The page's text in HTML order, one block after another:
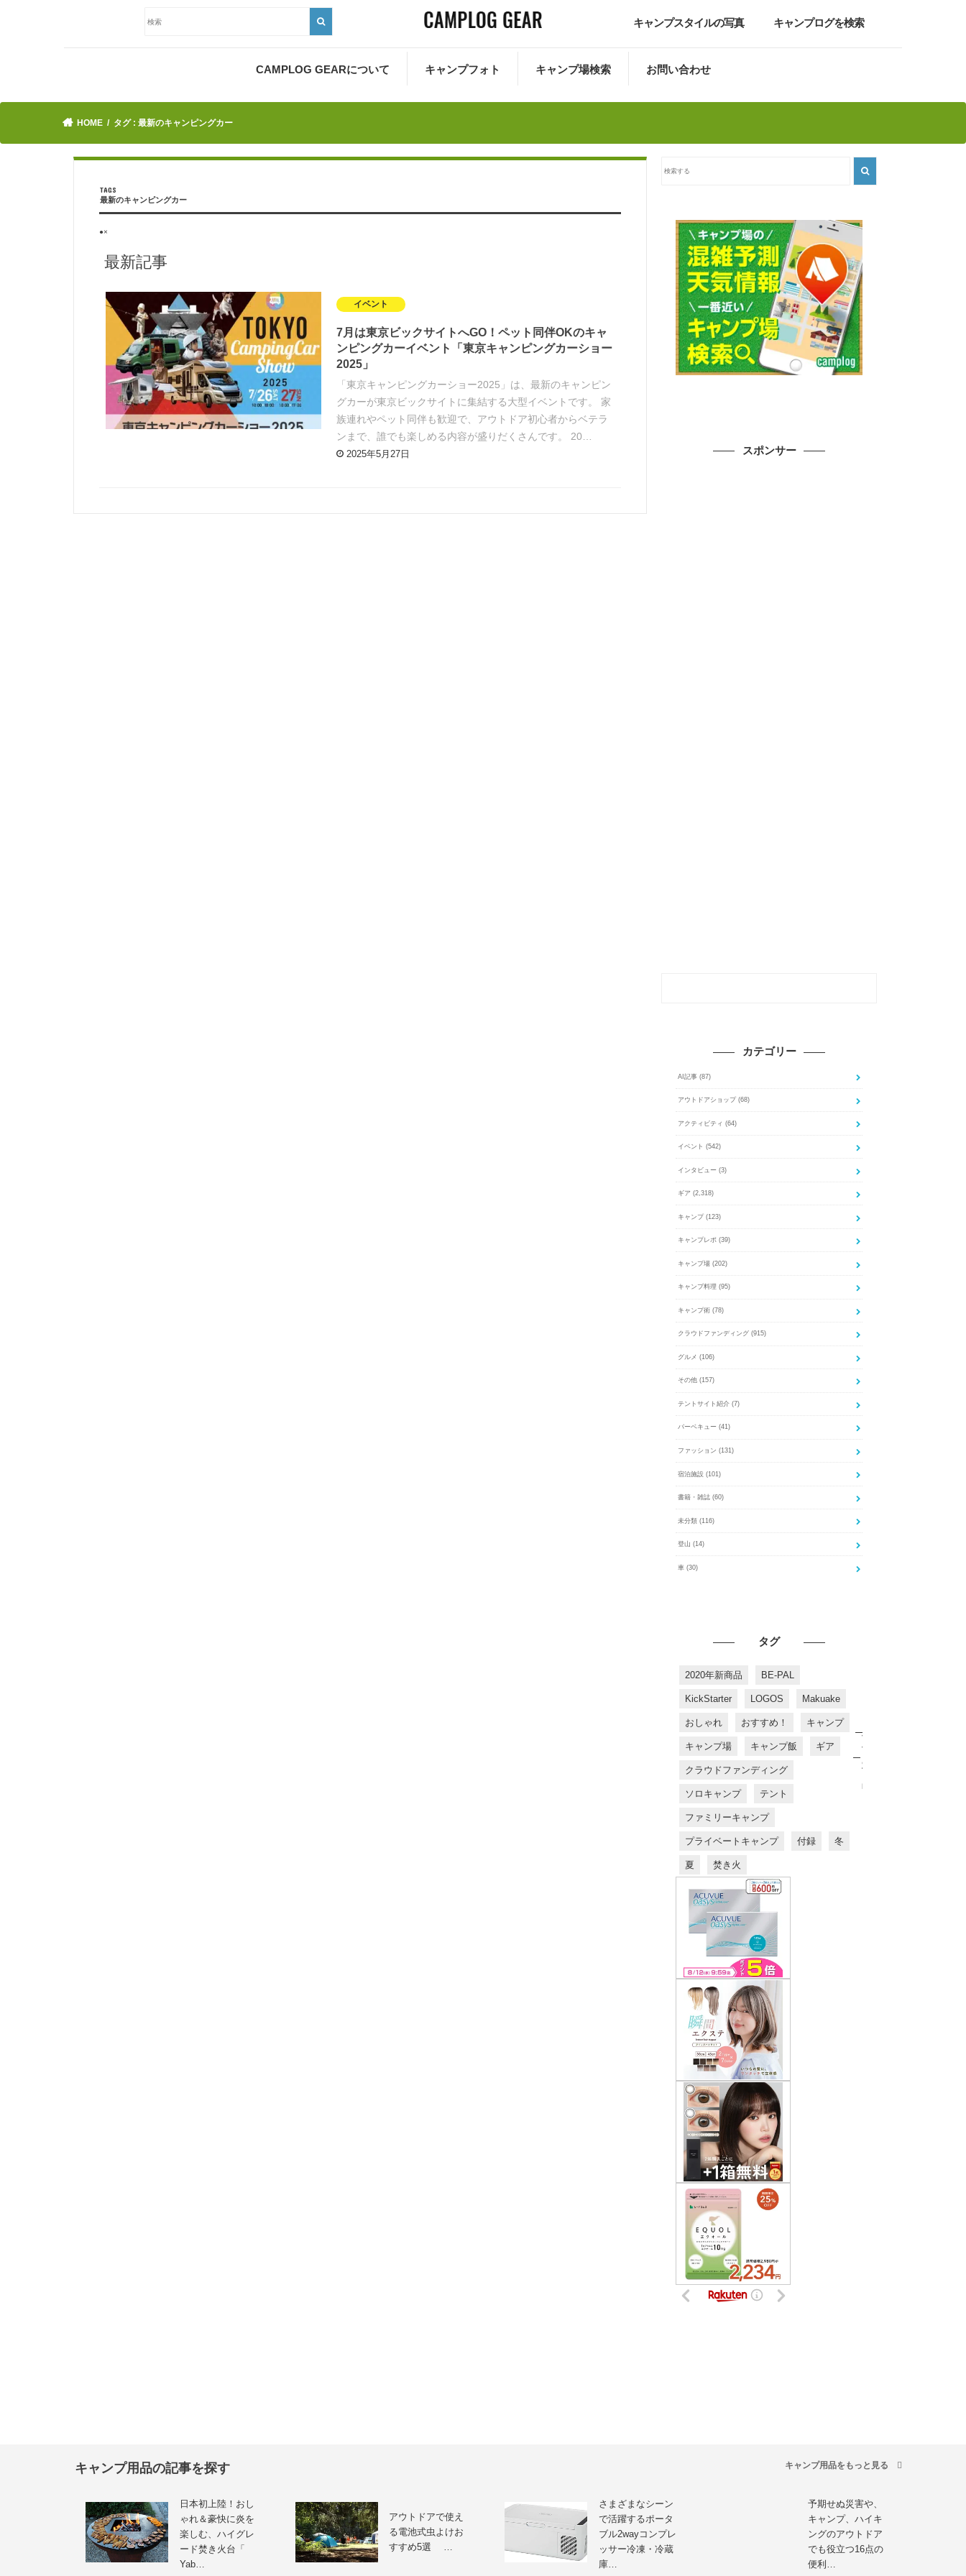
キャンプスタイルの写真 キャンプログを検索
CAMPLOG GEARについて キャンプフォト キャンプ場検索 お問い合わせ
HOME タグ : 最新のキャンピングカー
最新のキャンピングカー
●×
最新記事
イベント
7月は東京ビックサイトへGO！ペット同伴OKのキャ
ンピングカーイベント「東京キャンピングカーショー
2025」
「東京キャンピングカーショー2025」は、最新のキャンピン
グカーが東京ビックサイトに集結する大型イベントです。 家
族連れやペット同伴も歓迎で、アウトドア初心者からベテラ
ンまで、誰でも楽しめる内容が盛りだくさんです。 20…
2025年5月27日 スポンサー
カテゴリー
AI記事 (87)
アウトドアショップ (68)
アクティビティ (64)
イベント (542)
インタビュー (3)
ギア (2,318)
キャンプ (123)
キャンプレポ (39)
キャンプ場 (202)
キャンプ料理 (95)
キャンプ術 (78)
クラウドファンディング (915)
グルメ (106)
その他 (157)
テントサイト紹介 (7)
バーベキュー (41)
ファッション (131)
宿泊施設 (101)
書籍・雑誌 (60)
未分類 (116)
登山 (14)
車 (30)
タグ
2020年新商品 BE-PAL
KickStarter LOGOS Makuake
おしゃれ おすすめ！ キャンプ
キャンプ場 キャンプ飯 ギア
クラウドファンディング
ソロキャンプ テント
ファミリーキャンプ
プライベートキャンプ 付録 冬
夏 焚き火
す
す
め
商
品
キャンプ用品の記事を探す キャンプ用品をもっと見る
日本初上陸！おし
ゃれ＆豪快に炎を
楽しむ、ハイグレ
ード焚き火台「
Yab…
アウトドアで使え
る電池式虫よけお
すすめ5選 …
さまざまなシーン
で活躍するポータ
ブル2wayコンプレ
ッサー冷凍・冷蔵
庫…
予期せぬ災害や、
キャンプ、ハイキ
ングのアウトドア
でも役立つ16点の
便利…